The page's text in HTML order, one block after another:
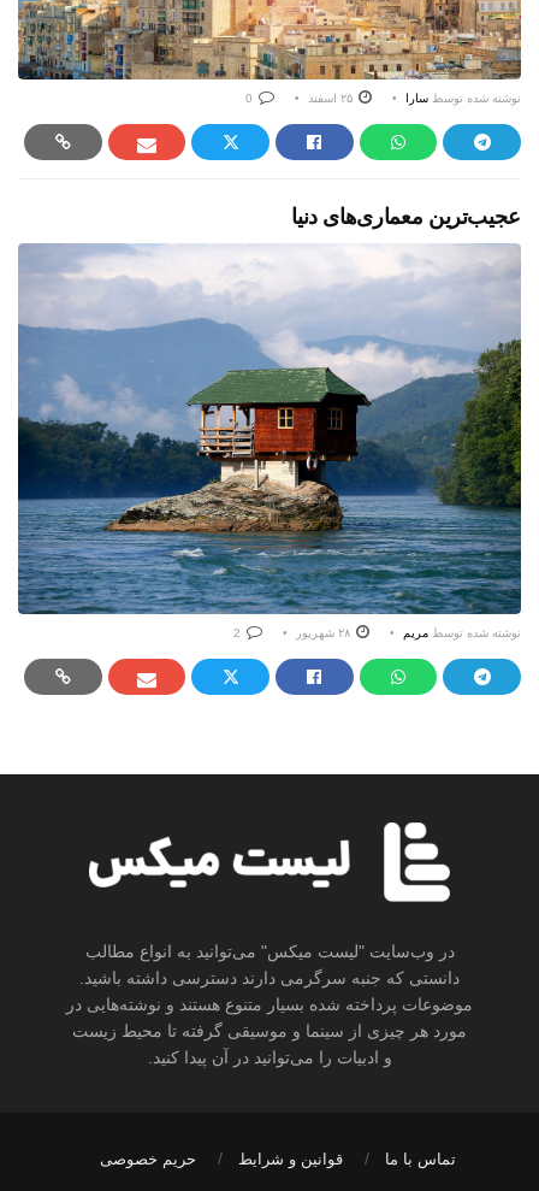
نوشته شده توسط سارا
عجیب‌ترین معماری‌های دنیا
نوشته شده توسط مریم
در وب‌سایت "لیست میکس" می‌توانید به انواع مطالب
دانستی که جنبه سرگرمی دارند دسترسی داشته باشید.
موضوعات پرداخته شده بسیار متنوع هستند و نوشته‌هایی در
مورد هر چیزی از سینما و موسیقی گرفته تا محیط زیست
و ادبیات را می‌توانید در آن پیدا کنید.
تماس با ما قوانین و شرایط حریم خصوصی